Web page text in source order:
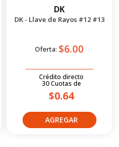
DK
DK - Llave de Rayos #12 #13
Oferta: $6.00
Crédito directo
30Cuotas de
$0.64